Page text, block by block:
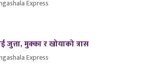
Express
जुत्ता, मुक्का र खोयाको त्रास
Express